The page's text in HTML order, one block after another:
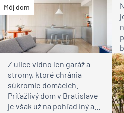
Môj dom
Z ulice vidno len garáž a
stromy, ktoré chránia
súkromie domácich.
Príťažlivý dom v Bratislave
je však už na pohľad iný ako